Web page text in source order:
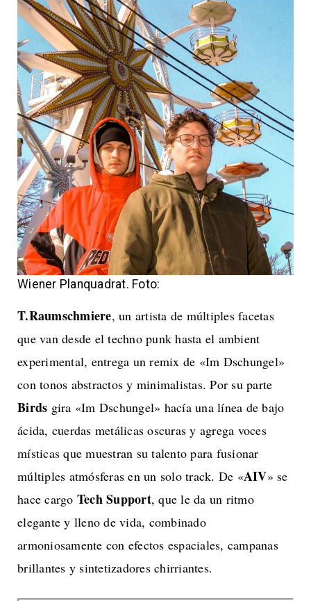
Wiener Planquadrat. Foto:
T.Raumschmiere, un artista de múltiples facetas
que van desde el techno punk hasta el ambient
experimental, entrega un remix de «Im Dschungel»
con tonos abstractos y minimalistas. Por su parte
Birds gira «Im Dschungel» hacía una línea de bajo
ácida, cuerdas metálicas oscuras y agrega voces
místicas que muestran su talento para fusionar
múltiples atmósferas en un solo track. De «AIV» se
hace cargo Tech Support, que le da un ritmo
elegante y lleno de vida, combinado
armoniosamente con efectos espaciales, campanas
brillantes y sintetizadores chirriantes.